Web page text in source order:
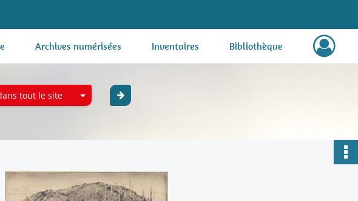
Archives numérisées Inventaires Bibliothèque
tout le site